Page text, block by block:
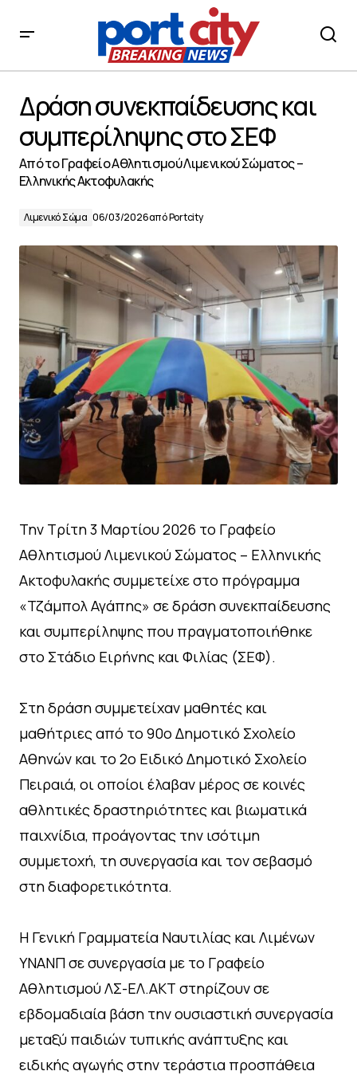
Δράση συνεκπαίδευσης και
συμπερίληψης στο ΣΕΦ
Από το Γραφείο Αθλητισμού Λιμενικού Σώματος –
Ελληνικής Ακτοφυλακής
Λιμενικό Σώμα 06/03/2026απόPortcity
Την Τρίτη 3 Μαρτίου 2026 το Γραφείο
Αθλητισμού Λιμενικού Σώματος – Ελληνικής
Ακτοφυλακής συμμετείχε στο πρόγραμμα
«Τζάμπολ Αγάπης» σε δράση συνεκπαίδευσης
και συμπερίληψης που πραγματοποιήθηκε
στο Στάδιο Ειρήνης και Φιλίας (ΣΕΦ).
Στη δράση συμμετείχαν μαθητές και
μαθήτριες από το 90ο Δημοτικό Σχολείο
Αθηνών και το 2ο Ειδικό Δημοτικό Σχολείο
Πειραιά, οι οποίοι έλαβαν μέρος σε κοινές
αθλητικές δραστηριότητες και βιωματικά
παιχνίδια, προάγοντας την ισότιμη
συμμετοχή, τη συνεργασία και τον σεβασμό
στη διαφορετικότητα.
Η Γενική Γραμματεία Ναυτιλίας και Λιμένων
ΥΝΑΝΠ σε συνεργασία με το Γραφείο
Αθλητισμού ΛΣ-ΕΛ.ΑΚΤ στηρίζουν σε
εβδομαδιαία βάση την ουσιαστική συνεργασία
μεταξύ παιδιών τυπικής ανάπτυξης και
ειδικής αγωγής στην τεράστια προσπάθεια